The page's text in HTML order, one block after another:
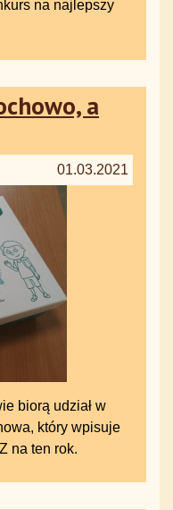
na najlepszy
a
01.03.2021
biorą udział w
który wpisuje
na ten rok.